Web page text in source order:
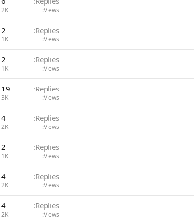
Views
2K
Replies
2
Views
1K
Replies
2
Views
1K
Replies
19
Views
3K
Replies
4
Views
2K
Replies
2
Views
1K
Replies
4
Views
2K
Replies
4
Views
2K